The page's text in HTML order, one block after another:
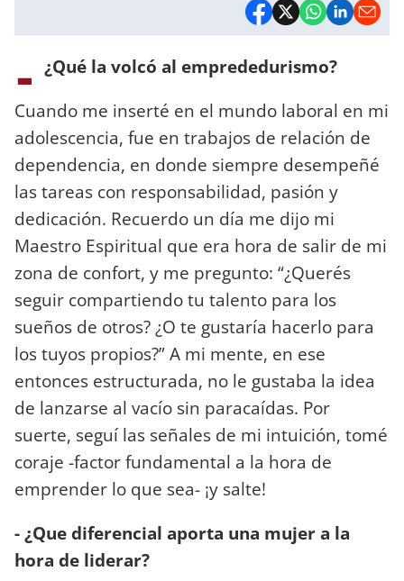
- ¿Qué la volcó al emprededurismo?
Cuando me inserté en el mundo laboral en mi
adolescencia, fue en trabajos de relación de
dependencia, en donde siempre desempeñé
las tareas con responsabilidad, pasión y
dedicación. Recuerdo un día me dijo mi
Maestro Espiritual que era hora de salir de mi
zona de confort, y me pregunto: “¿Querés
seguir compartiendo tu talento para los
sueños de otros? ¿O te gustaría hacerlo para
los tuyos propios?” A mi mente, en ese
entonces estructurada, no le gustaba la idea
de lanzarse al vacío sin paracaídas. Por
suerte, seguí las señales de mi intuición, tomé
coraje -factor fundamental a la hora de
emprender lo que sea- ¡y salte!
- ¿Que diferencial aporta una mujer a la
hora de liderar?